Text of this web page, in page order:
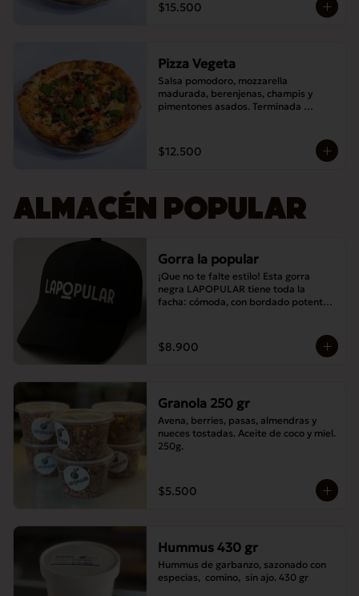
$15.500
Pizza Vegeta
Salsa pomodoro, mozzarella
madurada, berenjenas, champis y
pimentones asados. Terminada
$12.500
ALMACÉN POPULAR
Gorra la popular
¡Que no te falte estilo! Esta gorra
negra LAPOPULAR tiene toda la
facha: cómoda, con bordado potente y
$8.900
Granola 250 gr
Avena, berries, pasas, almendras y
nueces tostadas. Aceite de coco y miel.
250g.
$5.500
Hummus 430 gr
Hummus de garbanzo, sazonado con
especias,  comino,  sin ajo. 430 gr